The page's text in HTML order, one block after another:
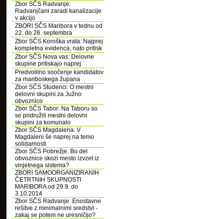
Zbor SČS Radvanje:
Radvanjčani zaradi kanalizacije
v akcijo
ZBORI SČS Maribora v tednu od
22. do 26. septembra
Zbor SČS Koroška vrata: Najprej
kompletna evidenca, nato pritisk
Zbor SČS Nova vas: Delovne
skupine pritiskajo naprej
Predvolilno soočenje kandidatov
za mariboskega župana
Zbor SČS Studenci: O mestni
delovni skupini za Južno
obvoznico
Zbor SČS Tabor: Na Taboru so
se pridružili mestni delovni
skupini za komunalo
Zbor SČS Magdalena: V
Magdaleni še naprej na temo
solidarnosti
Zbor SČS Pobrežje: Bo del
obvoznice skozi mesto izvzet iz
vinjetnega sistema?
ZBORI SAMOORGANIZIRANIH
ČETRTNIH SKUPNOSTI
MARIBORA od 29.9. do
3.10.2014
Zbor SČS Radvanje: Enostavne
rešitve z minimalnimi sredstvi -
zakaj se potem ne uresničijo?